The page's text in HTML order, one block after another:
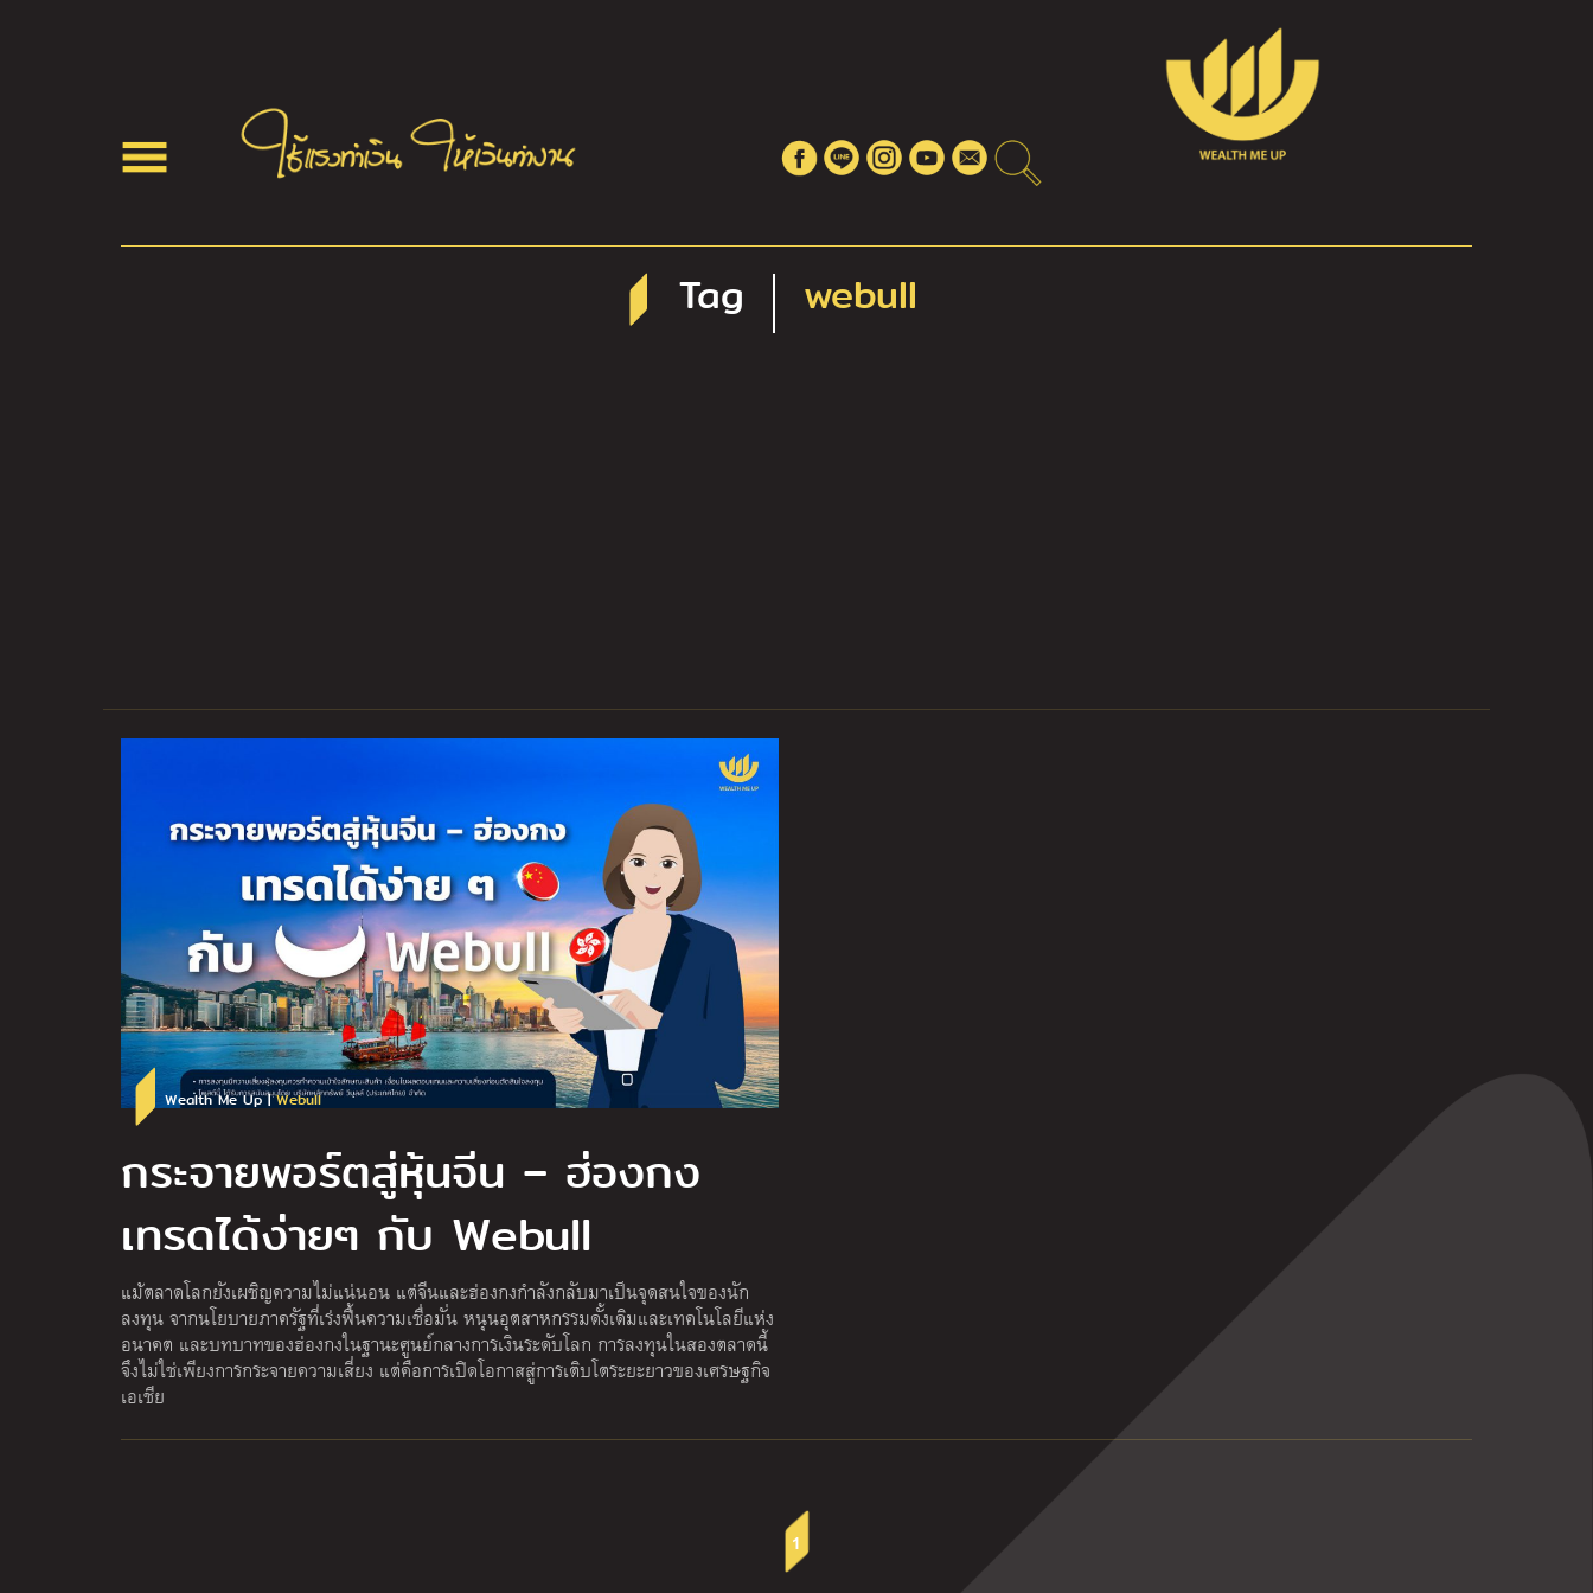
Tag webull
Wealth Me Up |Webull
กระจายพอร์ตสู่หุ้นจีน – ฮ่องกง
เทรดได้ง่ายๆ กับ Webull
แม้ตลาดโลกยังเผชิญความไม่แน่นอน แต่จีนและฮ่องกงกำลังกลับมาเป็นจุดสนใจของนัก
ลงทุน จากนโยบายภาครัฐที่เร่งฟื้นความเชื่อมั่น หนุนอุตสาหกรรมดั้งเดิมและเทคโนโลยีแห่ง
อนาคต และบทบาทของฮ่องกงในฐานะศูนย์กลางการเงินระดับโลก การลงทุนในสองตลาดนี้
จึงไม่ใช่เพียงการกระจายความเสี่ยง แต่คือการเปิดโอกาสสู่การเติบโตระยะยาวของเศรษฐกิจ
เอเชีย
1